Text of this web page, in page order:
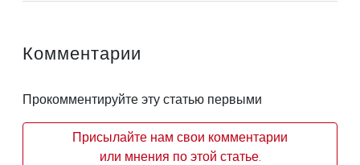
Комментарии
Прокомментируйте эту статью первыми
Присылайте нам свои комментарии
или мнения по этой статье.